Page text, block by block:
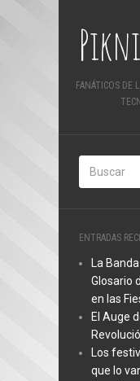
FANÁTICOS DE
ENTRADAS
La
Glosario
en las
El Auge
Los
que lo